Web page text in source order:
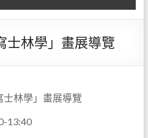
士林學」畫展導覽
林學」畫展導覽
13:40